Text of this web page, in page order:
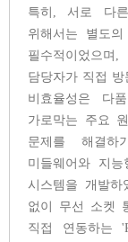
특히, 서로 다
위해서는 별도
필수적이었으
담당자가 직접
비효율성은 다
가로막는 주요
문제를 해결하
미들웨어와 지
시스템을 개발
없이 무선 소켓
직접 연동하는